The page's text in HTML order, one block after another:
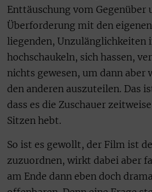
Enttäuschung vom Gegenüber
Überforderung mit den
liegenden, Unzulänglichkeiten
hochschaukeln, sich hassen,
nichts gewesen, um dann aber
den anderen auszuteilen. Das
dass es die Zuschauer
Sitzen hebt.
So ist es gewollt, der Film ist
zuzuordnen, wirkt dabei aber
am Ende dann eben doch